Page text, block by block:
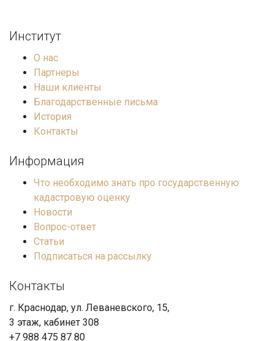
Институт
О нас
Партнеры
Наши клиенты
Благодарственные письма
История
Контакты
Информация
Что необходимо знать про государственную
кадастровую оценку
Новости
Вопрос-ответ
Статьи
Подписаться на рассылку
Контакты
г. Краснодар, ул. Леваневского, 15,
3 этаж, кабинет 308
+7 988 475 87 80